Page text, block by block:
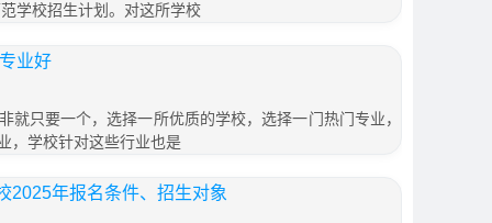
学校招生计划。对这所学校
业好
就只要一个，选择一所优质的学校，选择一门热门专业，
，学校针对这些行业也是
2025年报名条件、招生对象